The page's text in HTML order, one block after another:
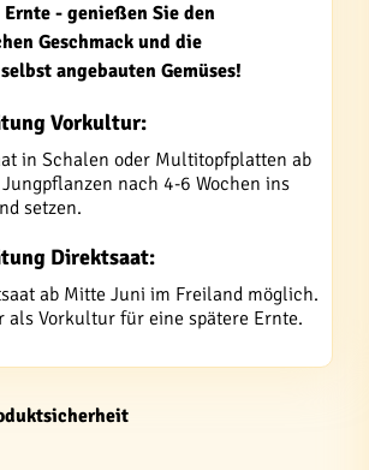
- genießen Sie den
Geschmack und die
angebauten Gemüses!
Vorkultur:
in Schalen oder Multitopfplatten ab
nach 4-6 Wochen ins
setzen.
Direktsaat:
ab Mitte Juni im Freiland möglich.
als Vorkultur für eine spätere Ernte.